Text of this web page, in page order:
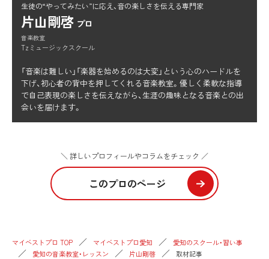
生徒の“やってみたい”に応え、音の楽しさを伝える専門家
片山剛啓 プロ
音楽教室
Tzミュージックスクール
「音楽は難しい」「楽器を始めるのは大変」という心のハードルを
下げ、初心者の背中を押してくれる音楽教室。優しく柔軟な指導
で自己表現の楽しさを伝えながら、生涯の趣味となる音楽との出
会いを届けます。
＼ 詳しいプロフィールやコラムをチェック ／
このプロのページ
マイベストプロ TOP マイベストプロ愛知
愛知のスクール・習い事
愛知の音楽教室・レッスン
片山剛啓 取材記事